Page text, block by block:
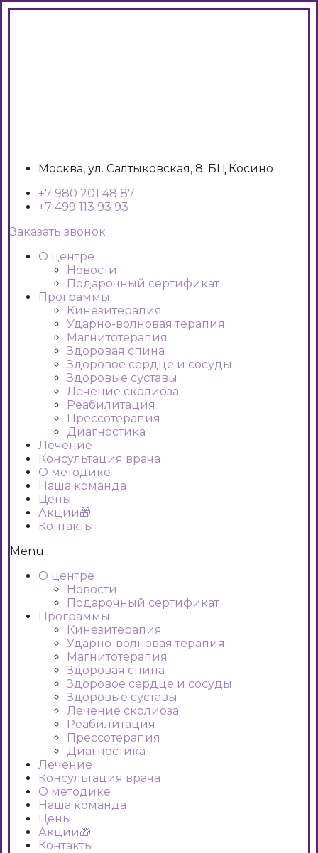
Москва, ул. Салтыковская, 8. БЦ Косино
+7 980 201 48 87
+7 499 113 93 93
Заказать звонок
О центре
Новости
Подарочный сертификат
Программы
Кинезитерапия
Ударно-волновая терапия
Магнитотерапия
Здоровая спина
Здоровое сердце и сосуды
Здоровые суставы
Лечение сколиоза
Реабилитация
Прессотерапия
Диагностика
Лечение
Консультация врача
О методике
Наша команда
Цены
Акции🎁
Контакты
Menu
О центре
Новости
Подарочный сертификат
Программы
Кинезитерапия
Ударно-волновая терапия
Магнитотерапия
Здоровая спина
Здоровое сердце и сосуды
Здоровые суставы
Лечение сколиоза
Реабилитация
Прессотерапия
Диагностика
Лечение
Консультация врача
О методике
Наша команда
Цены
Акции🎁
Контакты